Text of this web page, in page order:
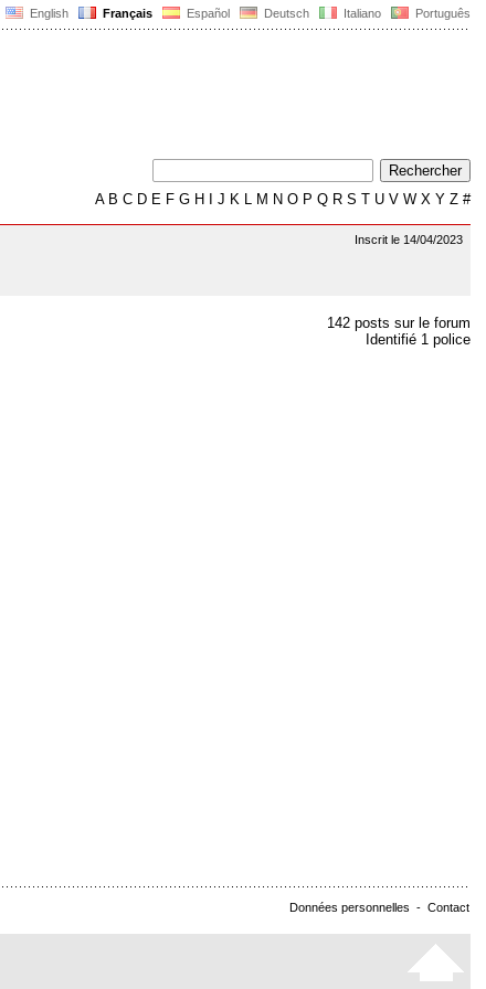
English Français Español Deutsch Italiano Português
AB C D E F G H J K L M N O P Q R S T U V W X Y Z #
Inscrit le 14/04/2023
142 posts sur le forum
Identifié 1 police
Données personnelles - Contact